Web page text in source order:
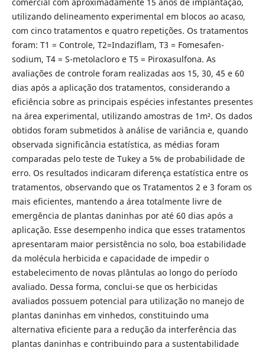
utilizando delineamento experimental em blocos ao acaso,
com cinco tratamentos e quatro repetições. Os tratamentos
foram: T1 = Controle, T2=Indaziflam, T3 = Fomesafen-
sodium, T4 = S-metolacloro e T5 = Piroxasulfona. As
avaliações de controle foram realizadas aos 15, 30, 45 e 60
dias após a aplicação dos tratamentos, considerando a
eficiência sobre as principais espécies infestantes presentes
na área experimental, utilizando amostras de 1m². Os dados
obtidos foram submetidos à análise de variância e, quando
observada significância estatística, as médias foram
comparadas pelo teste de Tukey a 5% de probabilidade de
erro. Os resultados indicaram diferença estatística entre os
tratamentos, observando que os Tratamentos 2 e 3 foram os
mais eficientes, mantendo a área totalmente livre de
emergência de plantas daninhas por até 60 dias após a
aplicação. Esse desempenho indica que esses tratamentos
apresentaram maior persistência no solo, boa estabilidade
da molécula herbicida e capacidade de impedir o
estabelecimento de novas plântulas ao longo do período
avaliado. Dessa forma, conclui-se que os herbicidas
avaliados possuem potencial para utilização no manejo de
plantas daninhas em vinhedos, constituindo uma
alternativa eficiente para a redução da interferência das
plantas daninhas e contribuindo para a sustentabilidade